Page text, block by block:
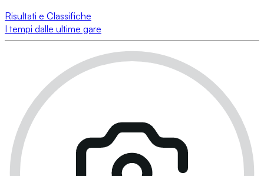
Risultati e Classifiche
I tempi dalle ultime gare